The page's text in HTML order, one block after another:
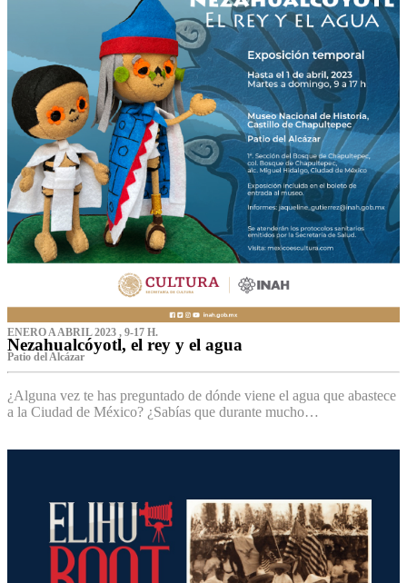
ENERO A ABRIL 2023 , 9-17 H.
Nezahualcóyotl, el rey y el agua
Patio del Alcázar
¿Alguna vez te has preguntado de dónde viene el agua que abastece
a la Ciudad de México? ¿Sabías que durante mucho…